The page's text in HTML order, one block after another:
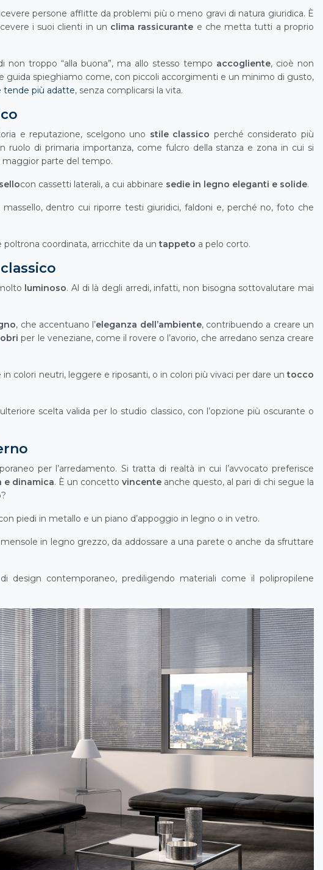
persone afflitte da problemi più o meno gravi di natura giuridica. È
i suoi clienti in un clima rassicurante e che metta tutti a proprio
non troppo “alla buona”, ma allo stesso tempo accogliente, cioè non
guida spieghiamo come, con piccoli accorgimenti e un minimo di gusto,
tende più adatte, senza complicarsi la vita.
e reputazione, scelgono uno stile classico perché considerato più
ruolo di primaria importanza, come fulcro della stanza e zona in cui si
maggior parte del tempo.
con cassetti laterali, a cui abbinare sedie in legno eleganti e solide.
dentro cui riporre testi giuridici, faldoni e, perché no, foto che
poltrona coordinata, arricchite da untappeto a pelo corto.
luminoso. Al di là degli arredi, infatti, non bisogna sottovalutare mai
, che accentuano l’eleganza dell’ambiente, contribuendo a creare un
per le veneziane, come il rovere o l’avorio, che arredano senza creare
in colori neutri, leggere e riposanti, o in colori più vivaci per dare untocco
scelta valida per lo studio classico, con l’opzione più oscurante o
per l’arredamento. Si tratta di realtà in cui l’avvocato preferisce
e dinamica. È un concetto vincente anche questo, al pari di chi segue la
piedi in metallo e un piano d’appoggio in legno o in vetro.
in legno grezzo, da addossare a una parete o anche da sfruttare
design contemporaneo, prediligendo materiali come il polipropilene